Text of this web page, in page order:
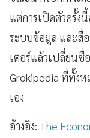
แต่การเปิดตัวครั้ง
ระบบข้อมูล และสื่อ
เตอร์แล้วเปลี่ยนชื่
Grokipedia ที่ทั้งห
เอง
อ้างอิง: The